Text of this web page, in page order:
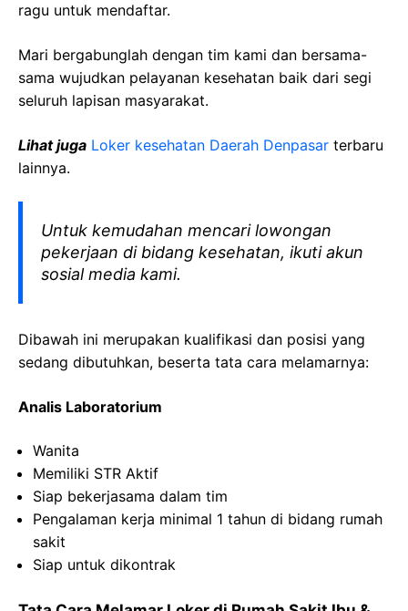
ragu untuk mendaftar.
Mari bergabunglah dengan tim kami dan bersama-
sama wujudkan pelayanan kesehatan baik dari segi
seluruh lapisan masyarakat.
Lihat juga Loker kesehatan Daerah Denpasar terbaru
lainnya.
Untuk kemudahan mencari lowongan
pekerjaan di bidang kesehatan, ikuti akun
sosial media kami.
Dibawah ini merupakan kualifikasi dan posisi yang
sedang dibutuhkan, beserta tata cara melamarnya:
Analis Laboratorium
Wanita
Memiliki STR Aktif
Siap bekerjasama dalam tim
Pengalaman kerja minimal 1 tahun di bidang rumah
sakit
Siap untuk dikontrak